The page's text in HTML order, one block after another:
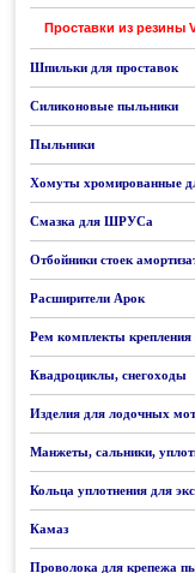
Проставки из резины
Шпильки для проставок
Силиконовые пыльники
Пыльники
Хомуты хромированные
Смазка для ШРУСа
Отбойники стоек
Расширители Арок
Рем комплекты крепления
Квадроциклы, снегоходы
Изделия для лодочных
Манжеты, сальники,
Кольца уплотнения для
Камаз
Проволока для крепежа